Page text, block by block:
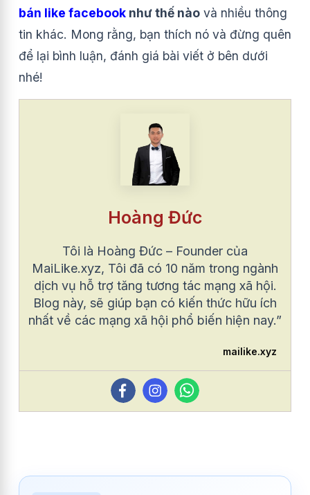
bán like facebook như thế nào và nhiều thông
tin khác. Mong rằng, bạn thích nó và đừng quên
để lại bình luận, đánh giá bài viết ở bên dưới
nhé!
Hoàng Đức
Tôi là Hoàng Đức – Founder của
MaiLike.xyz, Tôi đã có 10 năm trong ngành
dịch vụ hỗ trợ tăng tương tác mạng xã hội.
Blog này, sẽ giúp bạn có kiến thức hữu ích
nhất về các mạng xã hội phổ biến hiện nay.”
mailike.xyz